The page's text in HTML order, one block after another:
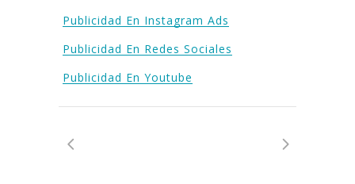
Publicidad En Instagram Ads
Publicidad En Redes Sociales
Publicidad En Youtube